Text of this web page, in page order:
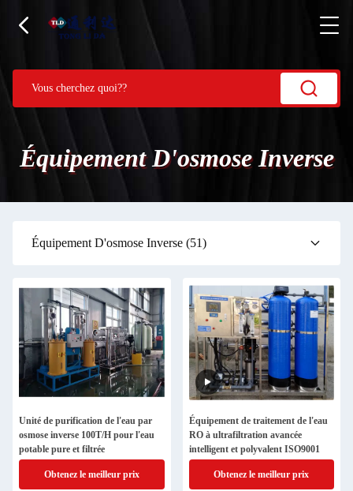
Équipement D'osmose Inverse
Équipement D'osmose Inverse (51)
Unité de purification de l'eau par
osmose inverse 100T/H pour l'eau
potable pure et filtrée
Obtenez le meilleur prix
Équipement de traitement de l'eau
RO à ultrafiltration avancée
intelligent et polyvalent ISO9001
Obtenez le meilleur prix